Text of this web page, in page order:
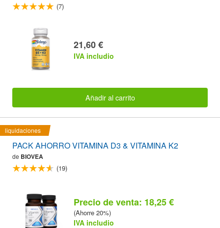
(7)
21,60 €
IVA includio
Añadir al carrito
liquidaciones
PACK AHORRO VITAMINA D3 & VITAMINA K2
de BIOVEA
(19)
Precio de venta: 18,25 €
(Ahorre 20%)
IVA includio